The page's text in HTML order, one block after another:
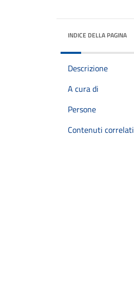
INDICE DELLA PAGINA
Descrizione
A cura di
Persone
Contenuti correlati